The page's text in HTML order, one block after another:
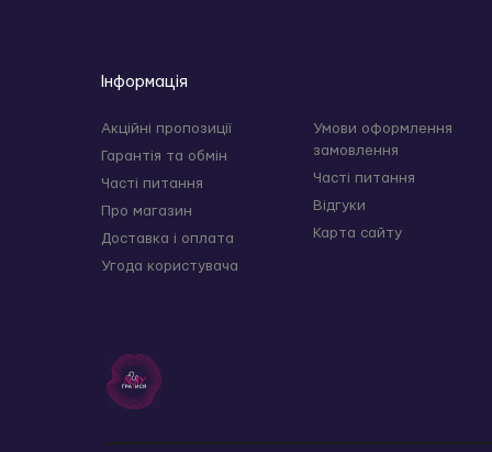
Інформація
Акційні пропозиції
Гарантія та обмін
Часті питання
Про магазин
Доставка і оплата
Угода користувача
Умови оформлення
замовлення
Часті питання
Відгуки
Карта сайту